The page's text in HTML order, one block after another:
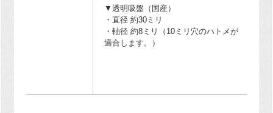
▼透明吸盤（国産）
・直径 約30ミリ
・軸径 約8ミリ（10ミリ穴のハトメが
適合します。）